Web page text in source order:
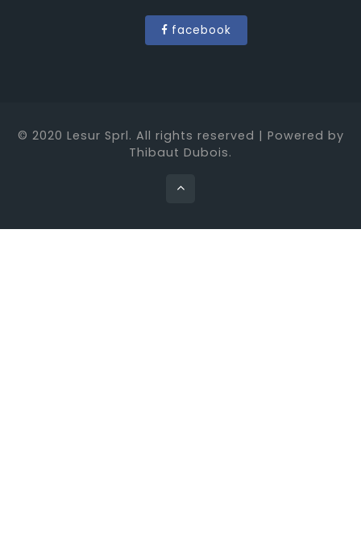
facebook
© 2020 Lesur Sprl. All rights reserved | Powered by
Thibaut Dubois.